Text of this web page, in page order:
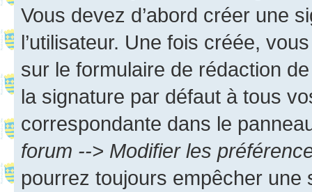
Vous devez d’abord créer une
l’utilisateur. Une fois créée,
sur le formulaire de rédaction
la signature par défaut à tous
correspondante dans le
forum --> Modifier les
pourrez toujours empêcher une